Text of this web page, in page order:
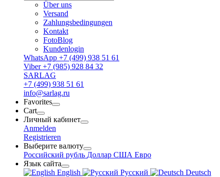
Über uns
Versand
Zahlungsbedingungen
Kontakt
FotoBlog
Kundenlogin
WhatsApp +7 (499) 938 51 61
Viber +7 (985) 928 84 32
SARLAG
+7 (499) 938 51 61
info@sarlag.ru
Favorites
Cart
Личный кабинет
Anmelden
Registrieren
Выберите валюту
Российский рубль Доллар США Евро
Язык сайта
English
Русский
Deutsch